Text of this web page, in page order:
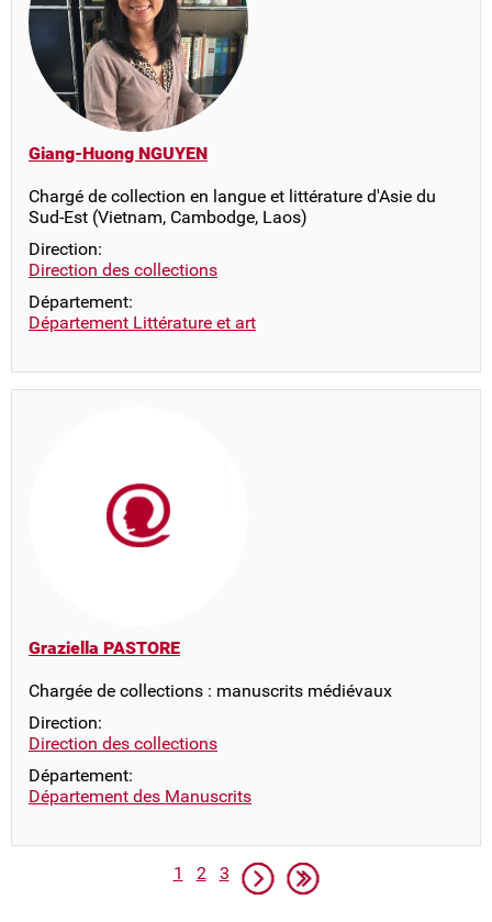
Giang-Huong NGUYEN
Chargé de collection en langue et littérature d'Asie du
Sud-Est (Vietnam, Cambodge, Laos)
Direction:
Direction des collections
Département:
Département Littérature et art
Graziella PASTORE
Chargée de collections : manuscrits médiévaux
Direction:
Direction des collections
Département:
Département des Manuscrits
Pagination
Page
1 Page
2 Page
3 Page suivante
Dernière page